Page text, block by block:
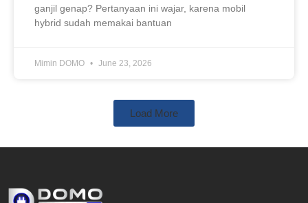
ganjil genap? Pertanyaan ini wajar, karena mobil
hybrid sudah memakai bantuan
Mimin DOMO June 23, 2026
Load More